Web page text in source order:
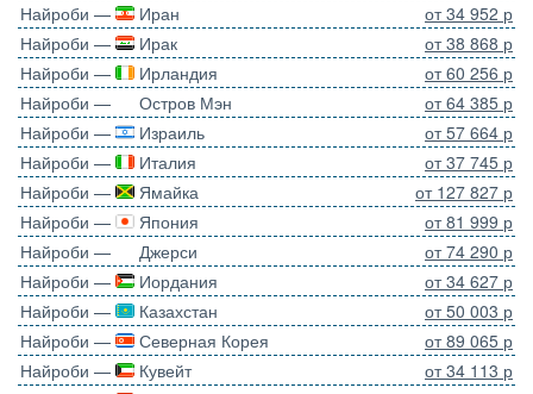
Найроби —
Иран
от 34 952 р
Найроби —
Ирак
от 38 868 р
Найроби —
Ирландия
от 60 256 р
Найроби —
Остров Мэн
от 64 385 р
Найроби —
Израиль
от 57 664 р
Найроби —
Италия
от 37 745 р
Найроби —
Ямайка
от 127 827 р
Найроби —
Япония
от 81 999 р
Найроби —
Джерси
от 74 290 р
Найроби —
Иордания
от 34 627 р
Найроби —
Казахстан
от 50 003 р
Найроби —
Северная Корея
от 89 065 р
Найроби —
Кувейт
от 34 113 р